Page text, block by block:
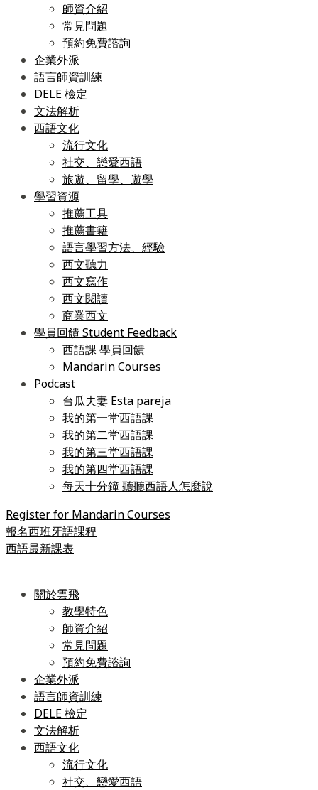
師資介紹
常見問題
預約免費諮詢
企業外派
語言師資訓練
DELE 檢定
文法解析
西語文化
流行文化
社交、戀愛西語
旅遊、留學、遊學
學習資源
推薦工具
推薦書籍
語言學習方法、經驗
西文聽力
西文寫作
西文閱讀
商業西文
學員回饋 Student Feedback
西語課 學員回饋
Mandarin Courses
Podcast
台瓜夫妻 Esta pareja
我的第一堂西語課
我的第二堂西語課
我的第三堂西語課
我的第四堂西語課
每天十分鐘 聽聽西語人怎麼說
Register for Mandarin Courses
報名西班牙語課程
西語最新課表
關於雲飛
教學特色
師資介紹
常見問題
預約免費諮詢
企業外派
語言師資訓練
DELE 檢定
文法解析
西語文化
流行文化
社交、戀愛西語